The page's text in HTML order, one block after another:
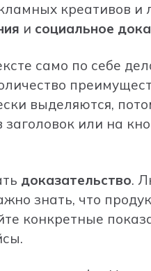
креативов
и социальное
само по себе
выделяются,
или на
доказательство.
знать, что
конкретные